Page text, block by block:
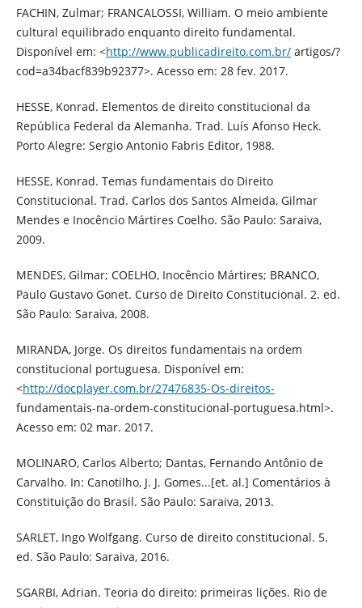
FACHIN, Zulmar; FRANCALOSSI, William. O meio ambiente
cultural equilibrado enquanto direito fundamental.
Disponível em: <http://www.publicadireito.com.br/artigos/?
cod=a34bacf839b92377>. Acesso em: 28 fev. 2017.
HESSE, Konrad. Elementos de direito constitucional da
República Federal da Alemanha. Trad. Luís Afonso Heck.
Porto Alegre: Sergio Antonio Fabris Editor, 1988.
HESSE, Konrad. Temas fundamentais do Direito
Constitucional. Trad. Carlos dos Santos Almeida, Gilmar
Mendes e Inocêncio Mártires Coelho. São Paulo: Saraiva,
2009.
MENDES, Gilmar; COELHO, Inocêncio Mártires; BRANCO,
Paulo Gustavo Gonet. Curso de Direito Constitucional. 2. ed.
São Paulo: Saraiva, 2008.
MIRANDA, Jorge. Os direitos fundamentais na ordem
constitucional portuguesa. Disponível em:
<http://docplayer.com.br/27476835-Os-direitos-
fundamentais-na-ordem-constitucional-portuguesa.html>.
Acesso em: 02 mar. 2017.
MOLINARO, Carlos Alberto; Dantas, Fernando Antônio de
Carvalho. In: Canotilho, J. J. Gomes...[et. al.] Comentários à
Constituição do Brasil. São Paulo: Saraiva, 2013.
SARLET, Ingo Wolfgang. Curso de direito constitucional. 5.
ed. São Paulo: Saraiva, 2016.
SGARBI, Adrian. Teoria do direito: primeiras lições. Rio de